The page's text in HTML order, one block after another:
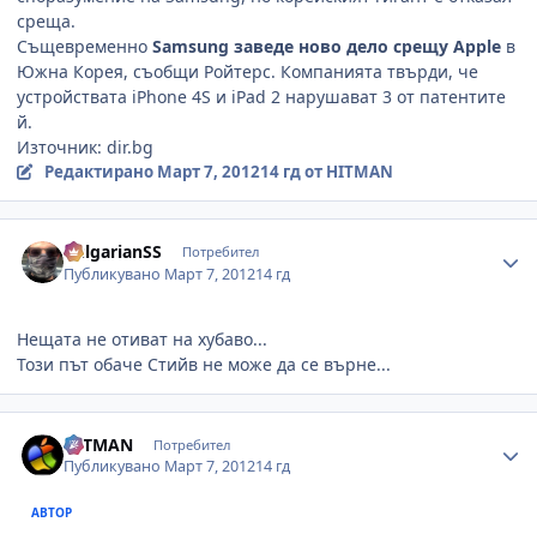
среща.
Същевременно Samsung заведе ново дело срещу Apple в
Южна Корея, съобщи Ройтерс. Компанията твърди, че
устройствата iPhone 4S и iPad 2 нарушават 3 от патентите
й.
Източник: dir.bg
Редактирано Март 7, 201214 гдот HITMAN
BulgarianSS Потребител
Публикувано Март 7, 201214 гд
Нещата не отиват на хубаво...
Този път обаче Стийв не може да се върне...
HITMAN Потребител
Публикувано Март 7, 201214 гд
АВТОР